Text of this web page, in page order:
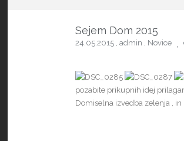
Sejem Dom 2015
24.05.2015 , admin , Novice
pozabite prikupnih idej
Domiselna izvedba zelenja ,